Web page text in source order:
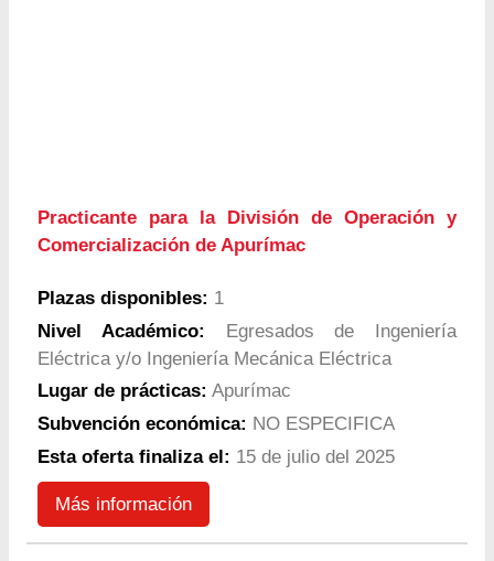
Practicante para la División de Operación y
Comercialización de Apurímac
Plazas disponibles: 1
Nivel Académico: Egresados de Ingeniería
Eléctrica y/o Ingeniería Mecánica Eléctrica
Lugar de prácticas: Apurímac
Subvención económica: NO ESPECIFICA
Esta oferta finaliza el: 15 de julio del 2025
Más información